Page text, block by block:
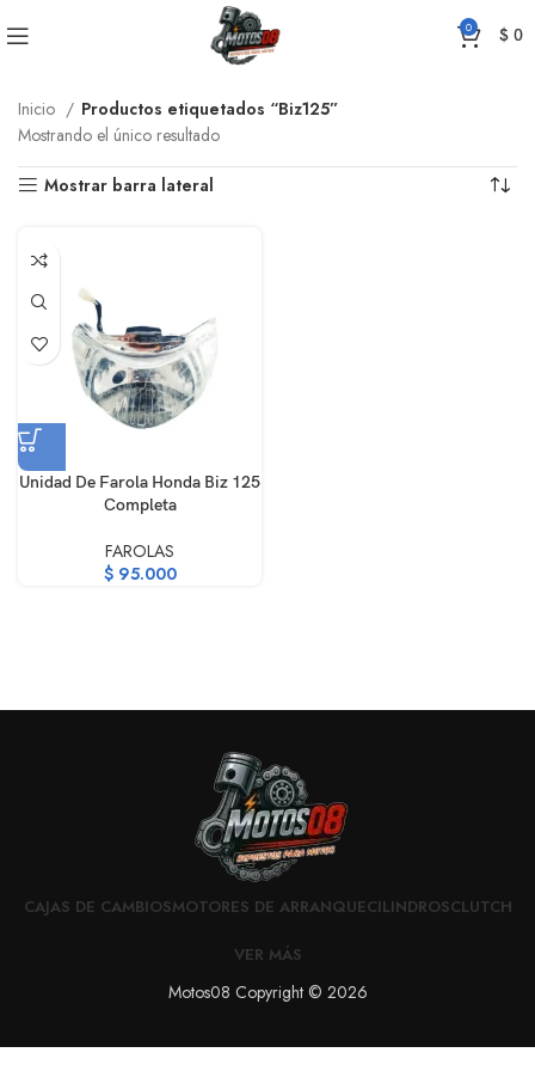
0 $0
Inicio
Productos etiquetados “Biz125”
Mostrando el único resultado
Mostrar barra lateral
Unidad De Farola Honda Biz 125
Completa
FAROLAS
$95.000
CAJAS DE CAMBIOSMOTORES DE ARRANQUECILINDROSCLUTCH
VER MÁS
Motos08 Copyright © 2026